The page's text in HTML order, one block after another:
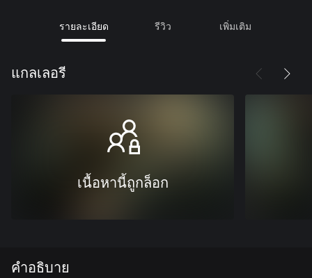
รายละเอียด รีวิว เพิ่มเติม
แกลเลอรี
เนื้อหานี้ถูกล็อก
คำอธิบาย